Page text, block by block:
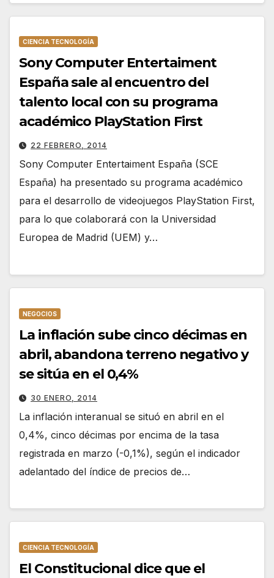
CIENCIA TECNOLOGÍA
Sony Computer Entertaiment
España sale al encuentro del
talento local con su programa
académico PlayStation First
22 FEBRERO, 2014
Sony Computer Entertaiment España (SCE
España) ha presentado su programa académico
para el desarrollo de videojuegos PlayStation First,
para lo que colaborará con la Universidad
Europea de Madrid (UEM) y…
NEGOCIOS
La inflación sube cinco décimas en
abril, abandona terreno negativo y
se sitúa en el 0,4%
30 ENERO, 2014
La inflación interanual se situó en abril en el
0,4%, cinco décimas por encima de la tasa
registrada en marzo (-0,1%), según el indicador
adelantado del índice de precios de…
CIENCIA TECNOLOGÍA
El Constitucional dice que el